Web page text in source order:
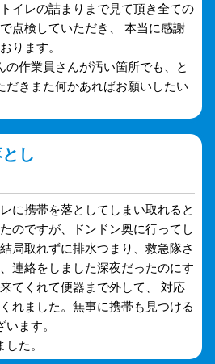
イレの詰まりまで見て頂き全ての
点検していただき、 本当に感謝
ります。
の作業員さんが汚い箇所でも、と
だきまた何かあればお願いしたい
し
レに携帯を落としてしまい取れると
のですが、ドンドン奥に行ってし
局取れずに排水つまり、救急隊さ
連絡をしました深夜だったのにす
てくれて便器まで外して、 対応
れました。無事に携帯も見つける
ます。
た。